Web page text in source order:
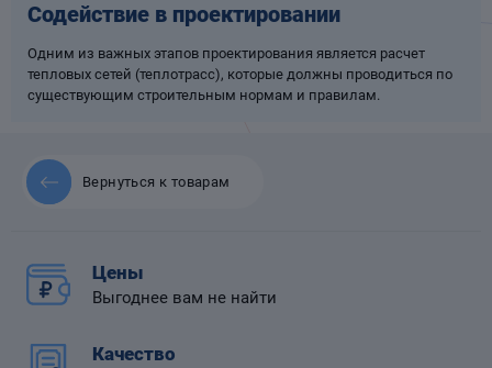
Содействие в проектировании
Одним из важных этапов проектирования является расчет
тепловых сетей (теплотрасс), которые должны проводиться по
существующим строительным нормам и правилам.
Вернуться к товарам
Цены
Выгоднее вам не найти
Качество
Компенсаторы